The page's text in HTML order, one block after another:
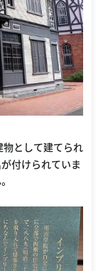
として建てられ
付けられていま